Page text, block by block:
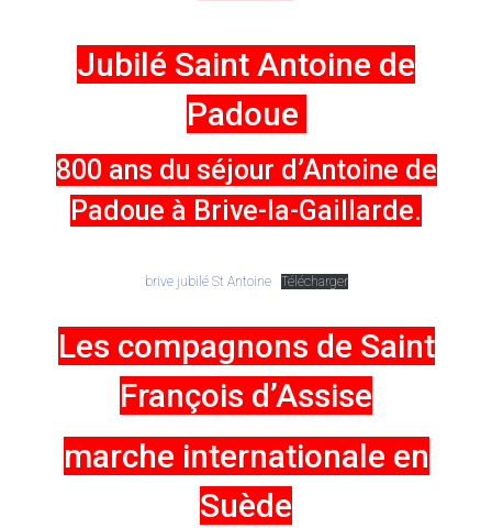
Jubilé Saint Antoine de
Padoue
800 ans du séjour d’Antoine de
Padoue à Brive-la-Gaillarde.
brive jubilé St Antoine Télécharger
Les compagnons de Saint
François d’Assise
marche internationale en
Suède